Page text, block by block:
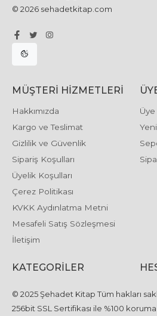
© 2026 sehadetkitap.com
MÜŞTERI HIZMETLERI
Hakkımızda
Kargo ve Teslimat
Gizlilik ve Güvenlik
Sipariş Koşulları
Üyelik Koşulları
Çerez Politikası
KVKK Aydınlatma Metni
Mesafeli Satış Sözleşmesi
İletişim
Üye
KATEGORILER
© 2025 Şehadet Kitap Tüm hakları
256bit SSL Sertifikası ile %100 koruma